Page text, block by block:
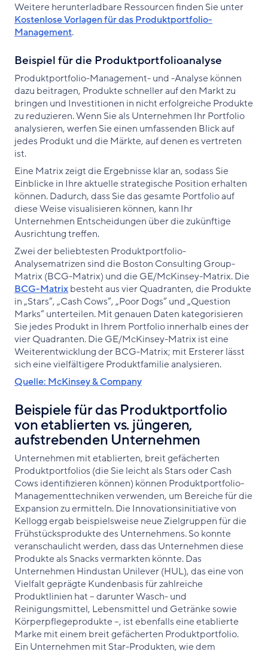
Weitere herunterladbare Ressourcen finden Sie unter
Kostenlose Vorlagen für das Produktportfolio-
Management.
Beispiel für die Produktportfolioanalyse
Produktportfolio-Management- und -Analyse können
dazu beitragen, Produkte schneller auf den Markt zu
bringen und Investitionen in nicht erfolgreiche Produkte
zu reduzieren. Wenn Sie als Unternehmen Ihr Portfolio
analysieren, werfen Sie einen umfassenden Blick auf
jedes Produkt und die Märkte, auf denen es vertreten
ist.
Eine Matrix zeigt die Ergebnisse klar an, sodass Sie
Einblicke in Ihre aktuelle strategische Position erhalten
können. Dadurch, dass Sie das gesamte Portfolio auf
diese Weise visualisieren können, kann Ihr
Unternehmen Entscheidungen über die zukünftige
Ausrichtung treffen.
Zwei der beliebtesten Produktportfolio-
Analysematrizen sind die Boston Consulting Group-
Matrix (BCG-Matrix) und die GE/McKinsey-Matrix. Die
BCG-Matrixbesteht aus vier Quadranten, die Produkte
in „Stars“, „Cash Cows“, „Poor Dogs“ und „Question
Marks“ unterteilen. Mit genauen Daten kategorisieren
Sie jedes Produkt in Ihrem Portfolio innerhalb eines der
vier Quadranten. Die GE/McKinsey-Matrix ist eine
Weiterentwicklung der BCG-Matrix; mit Ersterer lässt
sich eine vielfältigere Produktfamilie analysieren.
Quelle: McKinsey & Company
Beispiele für das Produktportfolio
von etablierten vs. jüngeren,
aufstrebenden Unternehmen
Unternehmen mit etablierten, breit gefächerten
Produktportfolios (die Sie leicht als Stars oder Cash
Cows identifizieren können) können Produktportfolio-
Managementtechniken verwenden, um Bereiche für die
Expansion zu ermitteln. Die Innovationsinitiative von
Kellogg ergab beispielsweise neue Zielgruppen für die
Frühstücksprodukte des Unternehmens. So konnte
veranschaulicht werden, dass das Unternehmen diese
Produkte als Snacks vermarkten könnte. Das
Unternehmen Hindustan Unilever (HUL), das eine von
Vielfalt geprägte Kundenbasis für zahlreiche
Produktlinien hat – darunter Wasch- und
Reinigungsmittel, Lebensmittel und Getränke sowie
Körperpflegeprodukte –, ist ebenfalls eine etablierte
Marke mit einem breit gefächerten Produktportfolio.
Ein Unternehmen mit Star-Produkten, wie dem